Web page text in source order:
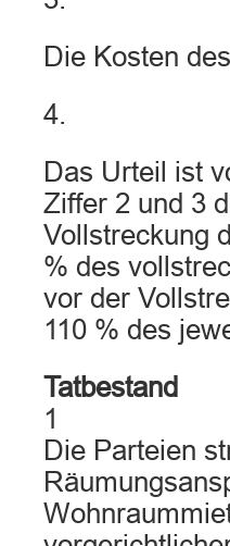
Die Kosten
4.
Das Urteil ist
Ziffer 2 und 3
Vollstreckung
% des
vor der
110 % des
Tatbestand
1
Die Parteien